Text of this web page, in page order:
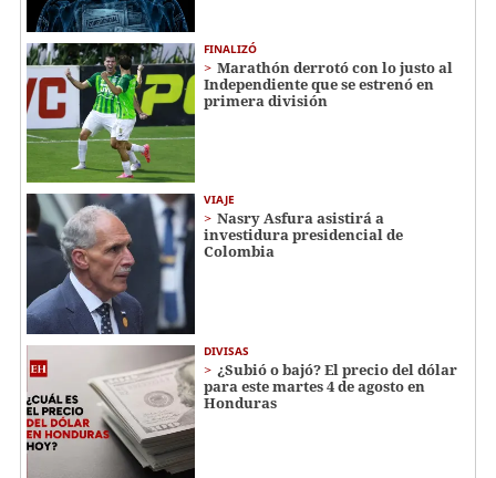
FINALIZÓ
Marathón derrotó con lo justo al
Independiente que se estrenó en
primera división
VIAJE
Nasry Asfura asistirá a
investidura presidencial de
Colombia
DIVISAS
¿Subió o bajó? El precio del dólar
para este martes 4 de agosto en
Honduras